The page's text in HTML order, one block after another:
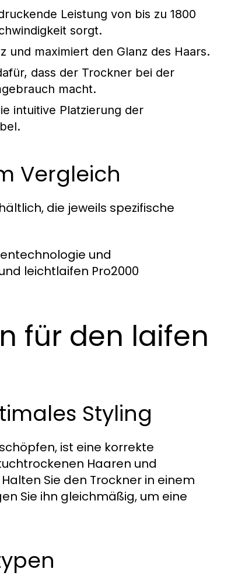
Leistung von bis zu 1800
sorgt.
und maximiert den Glanz des Haars.
dass der Trockner bei der
macht.
intuitive Platzierung der
Vergleich
die jeweils spezifische
und
leichtlaifen Pro2000
für den laifen
Styling
ist eine korrekte
Haaren und
Sie den Trockner in einem
Sie ihn gleichmäßig, um eine